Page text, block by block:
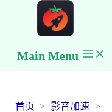
Main Menu
首页
影音加速